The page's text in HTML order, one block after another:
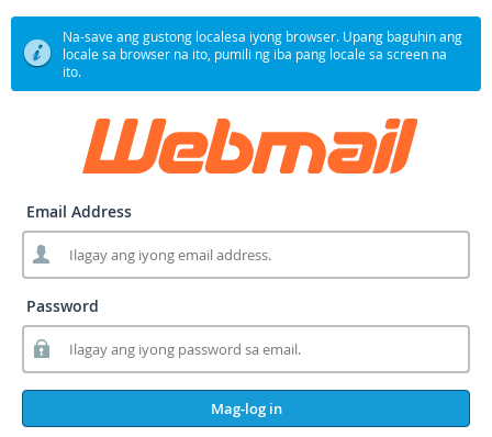
Na-save ang gustong localesa iyong browser. Upang baguhin ang
locale sa browser na ito, pumili ng iba pang locale sa screen na
ito.
Email Address
Password
Mag-log in